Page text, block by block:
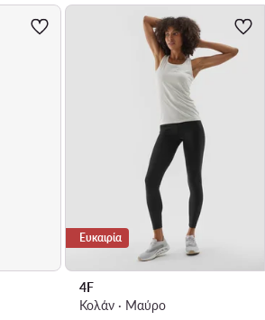
Ευκαιρία
4F
Κολάν · Μαύρο